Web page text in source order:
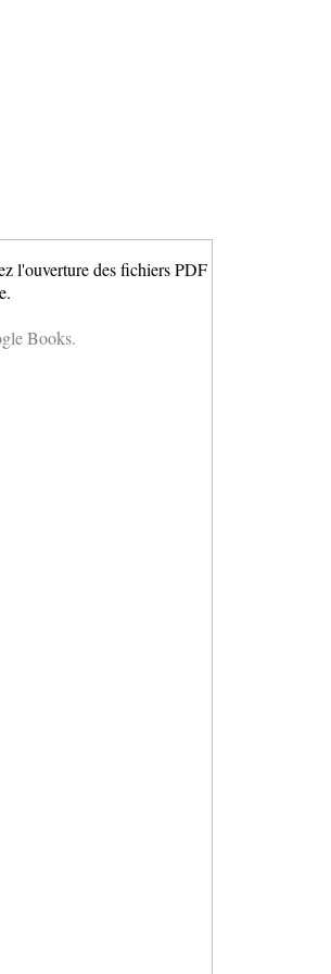
l'ouverture des fichiers PDF
Books.